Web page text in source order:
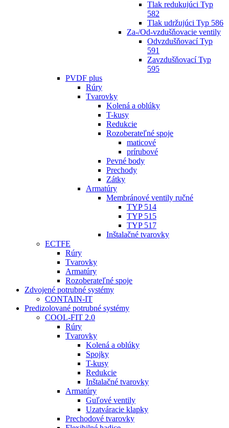
Tlak redukujúci Typ
582
Tlak udržujúci Typ 586
Za-/Od-vzdušňovacie ventily
Odvzdušňovací Typ
591
Zavzdušňovací Typ
595
PVDF plus
Rúry
Tvarovky
Kolená a oblúky
T-kusy
Redukcie
Rozoberateľné spoje
maticové
prírubové
Pevné body
Prechody
Zátky
Armatúry
Membránové ventily ručné
TYP 514
TYP 515
TYP 517
Inštalačné tvarovky
ECTFE
Rúry
Tvarovky
Armatúry
Rozoberateľné spoje
Zdvojené potrubné systémy
CONTAIN-IT
Predizolované potrubné systémy
COOL-FIT 2.0
Rúry
Tvarovky
Kolená a oblúky
Spojky
T-kusy
Redukcie
Inštalačné tvarovky
Armatúry
Guľové ventily
Uzatváracie klapky
Prechodové tvarovky